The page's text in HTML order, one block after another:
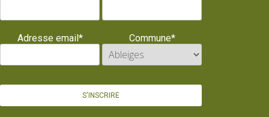
Adresse email* Commune*